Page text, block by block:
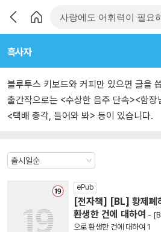
흑사자
블루투스 키보드와 커피만 있으면 글을
출간작으로는 <수상한 음주 단속><함
<택배 총각, 들어와 봐> 등이 있습니다.
ePub
[전자책] [BL] 황제폐
환생한 건에 대하여 -
으로 환생한 건에 대하여 1